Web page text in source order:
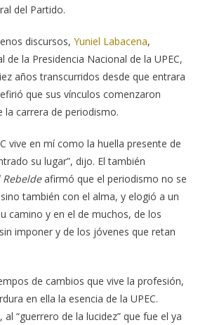
del Partido.
discursos, Yuniel Labacena,
la Presidencia Nacional de la UPEC,
años transcurridos desde que entrara
que sus vínculos comenzaron
la carrera de periodismo.
vive en mí como la huella presente de
su lugar”, dijo. El también
Rebeldeafirmó que el periodismo no se
también con el alma, y elogió a un
camino y en el de muchos, de los
imponer y de los jóvenes que retan
de cambios que vive la profesión,
en ella la esencia de la UPEC.
“guerrero de la lucidez” que fue el ya